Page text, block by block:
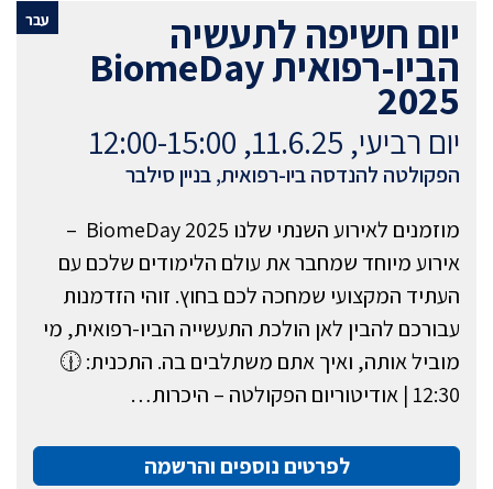
עבר יום חשיפה לתעשיה
הביו-רפואית BiomeDay
2025
יום רביעי, 11.6.25, 12:00-15:00
הפקולטה להנדסה ביו-רפואית, בניין סילבר
מוזמנים לאירוע השנתי שלנו BiomeDay 2025 –
אירוע מיוחד שמחבר את עולם הלימודים שלכם עם
העתיד המקצועי שמחכה לכם בחוץ. זוהי הזדמנות
עבורכם להבין לאן הולכת התעשייה הביו-רפואית, מי
מוביל אותה, ואיך אתם משתלבים בה. התכנית: 🕧
12:30 | אודיטוריום הפקולטה – היכרות…
לפרטים נוספים והרשמה